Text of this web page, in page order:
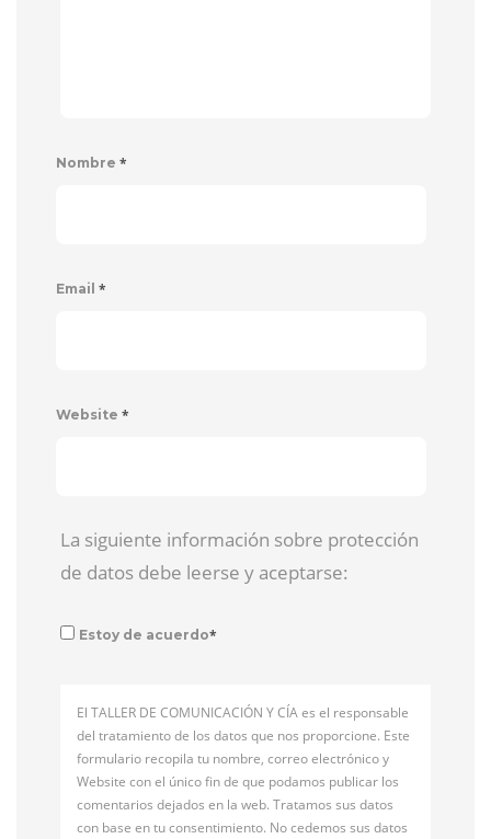
Nombre *
Email *
Website *
La siguiente información sobre protección
de datos debe leerse y aceptarse:
Estoy de acuerdo*
El TALLER DE COMUNICACIÓN Y CÍA es el responsable
del tratamiento de los datos que nos proporcione. Este
formulario recopila tu nombre, correo electrónico y
Website con el único fin de que podamos publicar los
comentarios dejados en la web. Tratamos sus datos
con base en tu consentimiento. No cedemos sus datos